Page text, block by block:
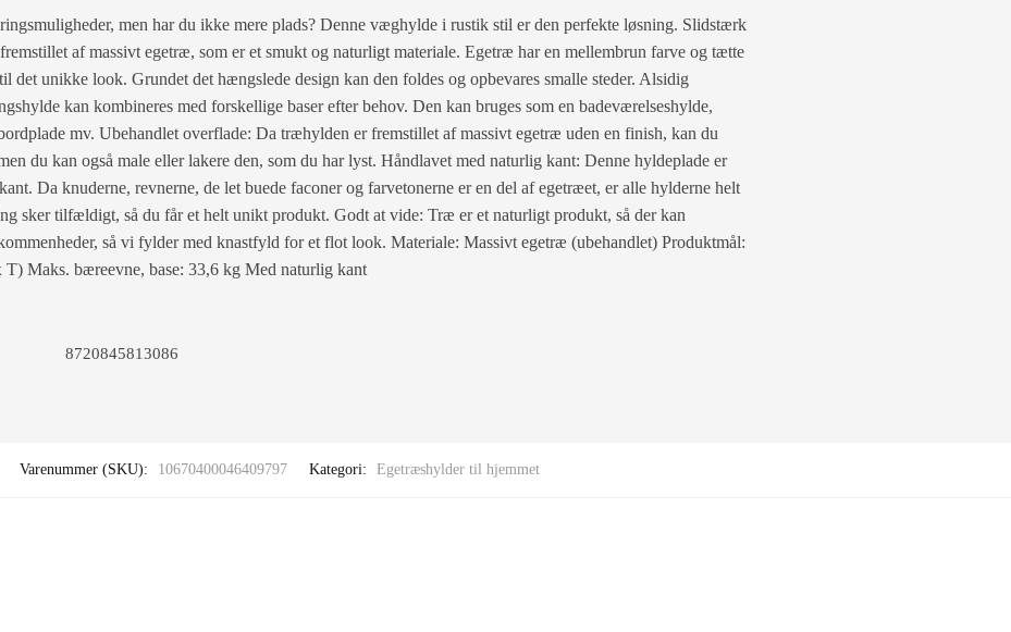
men har du ikke mere plads? Denne væghylde i rustik stil er den perfekte løsning. Slidstærk
af massivt egetræ, som er et smukt og naturligt materiale. Egetræ har en mellembrun farve og tætte
det unikke look. Grundet det hængslede design kan den foldes og opbevares smalle steder. Alsidig
kan kombineres med forskellige baser efter behov. Den kan bruges som en badeværelseshylde,
mv. Ubehandlet overflade: Da træhylden er fremstillet af massivt egetræ uden en finish, kan du
du kan også male eller lakere den, som du har lyst. Håndlavet med naturlig kant: Denne hyldeplade er
Da knuderne, revnerne, de let buede faconer og farvetonerne er en del af egetræet, er alle hylderne helt
sker tilfældigt, så du får et helt unikt produkt. Godt at vide: Træ er et naturligt produkt, så der kan
så vi fylder med knastfyld for et flot look. Materiale: Massivt egetræ (ubehandlet) Produktmål:
Maks. bæreevne, base: 33,6 kg Med naturlig kant
8720845813086
Varenummer (SKU): 10670400046409797 Kategori: Egetræshylder til hjemmet